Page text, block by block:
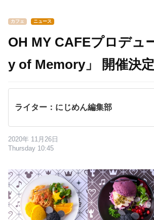
カフェ ニュース
OH MY CAFEプロデュ
y of Memory」 開催決
ライター：にじめん編集部
2020年 11月26日
Thursday 10:45